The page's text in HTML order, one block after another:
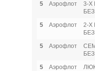
5
Аэрофлот
3-Х
5
Аэрофлот
2-Х
5
Аэрофлот
5
Аэрофлот